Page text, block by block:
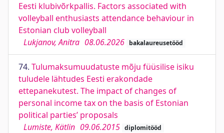
Eesti klubivõrkpallis. Factors associated with
volleyball enthusiasts attendance behaviour in
Estonian club volleyball
Lukjanov, Anitra 08.06.2026 bakalaureusetööd
74. Tulumaksumuudatuste mõju füüsilise isiku
tuludele lähtudes Eesti erakondade
ettepanekutest. The impact of changes of
personal income tax on the basis of Estonian
political parties’ proposals
Lumiste, Kätlin 09.06.2015 diplomitööd